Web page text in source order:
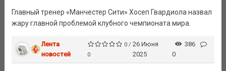
Главный тренер «Манчестер Сити» Хосеп Гвардиола назвал
жару главной проблемой клубного чемпионата мира.
Лента
новостей
0 /
0
26 Июня
2025
386
0